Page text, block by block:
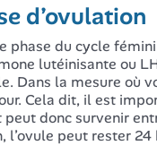
d’ovulation
phase du cycle
lutéinisante ou
Dans la mesure où
Cela dit, il est
donc survenir
l’ovule peut rester 24